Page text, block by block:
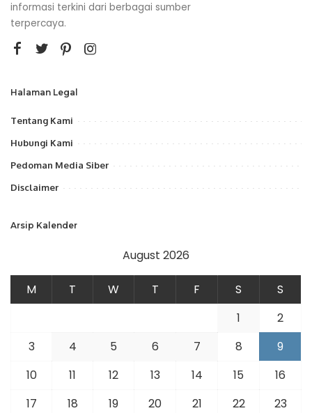
informasi terkini dari berbagai sumber
terpercaya.
Halaman Legal
Tentang Kami
Hubungi Kami
Pedoman Media Siber
Disclaimer
Arsip Kalender
August 2026
M T W T F S
S
1
2
3
4 5 6 7 8
9
10
11 12 13 14 15
16
17
18 19 20 21 22
23